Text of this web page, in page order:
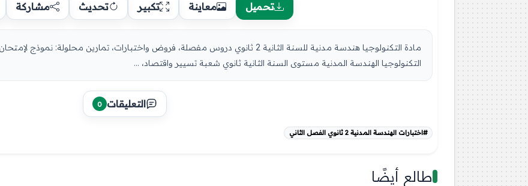
تحميل معاينة تكبير تحديث مشاركة
التكنولوجيا الهندسة المدنية مستوى السنة الثانية ثانوي شعبة تسيير واقتصاد، ...
التعليقات 0
#اختبارات الهندسة المدنية 2 ثانوي الفصل الثاني
طالع أيضًا